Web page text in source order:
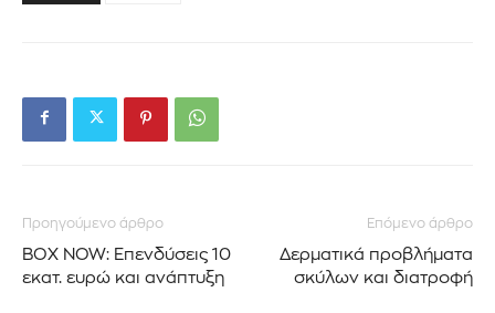
Προηγούμενο άρθρο
BOX NOW: Επενδύσεις 10
εκατ. ευρώ και ανάπτυξη
Επόμενο άρθρο
Δερματικά προβλήματα
σκύλων και διατροφή